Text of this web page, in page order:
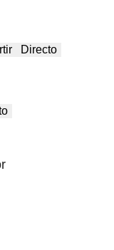
Directo